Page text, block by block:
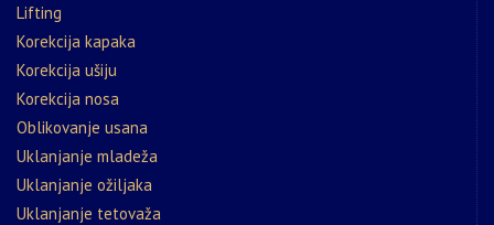
Lifting
Korekcija kapaka
Korekcija ušiju
Korekcija nosa
Oblikovanje usana
Uklanjanje mladeža
Uklanjanje ožiljaka
Uklanjanje tetovaža